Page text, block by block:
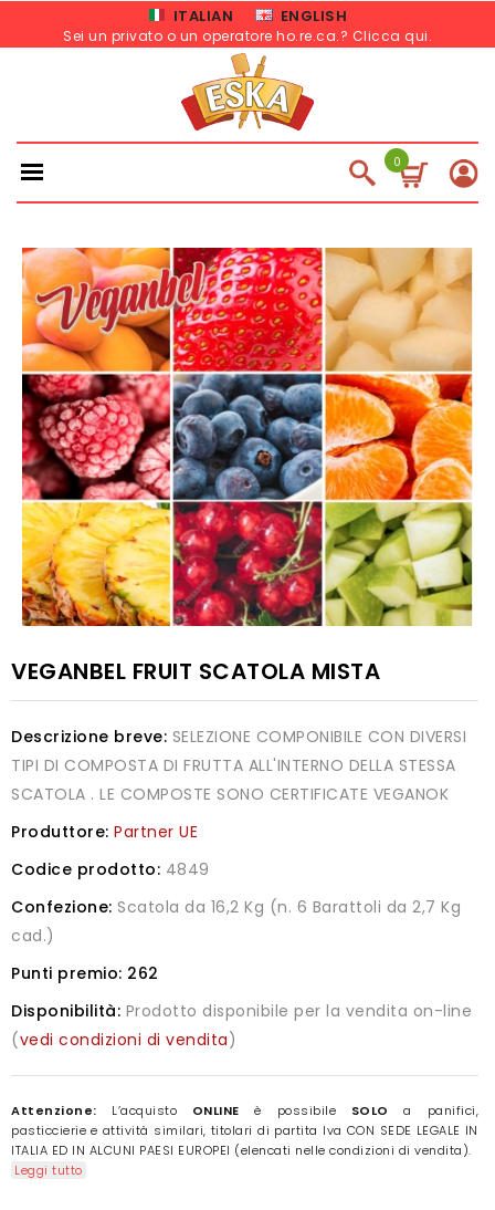
ITALIAN ENGLISH
Sei un privato o un operatore ho.re.ca.? Clicca qui.
0
VEGANBEL FRUIT SCATOLA MISTA
Descrizione breve: SELEZIONE COMPONIBILE CON DIVERSI
TIPI DI COMPOSTA DI FRUTTA ALL'INTERNO DELLA STESSA
SCATOLA . LE COMPOSTE SONO CERTIFICATE VEGANOK
Produttore: Partner UE
Codice prodotto: 4849
Confezione: Scatola da 16,2 Kg (n. 6 Barattoli da 2,7 Kg
cad.)
Punti premio: 262
Disponibilità: Prodotto disponibile per la vendita on-line
(vedi condizioni di vendita)
Attenzione: L’acquisto ONLINE è possibile SOLOa panifici,
pasticcierie e attività similari, titolari di partita Iva CON SEDE LEGALE IN
ITALIA ED IN ALCUNI PAESI EUROPEI (elencati nelle condizioni di vendita).
Leggi tutto